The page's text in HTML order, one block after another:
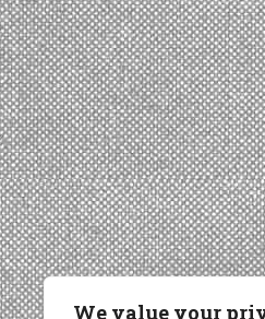
We value your